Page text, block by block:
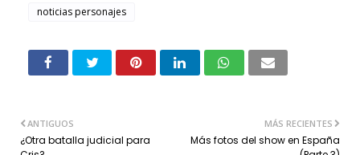
noticias personajes
MÁS RECIENTES
Más fotos del show en España
ANTIGUOS
¿Otra batalla judicial para